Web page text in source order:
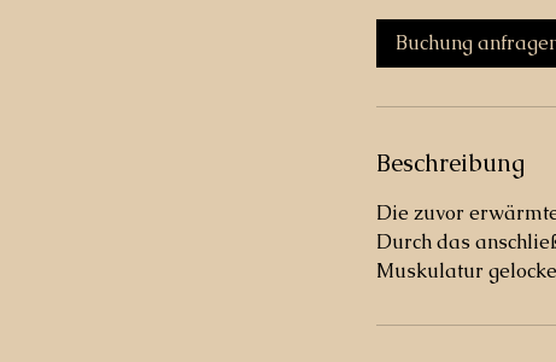
n
Buchung
Beschreibung
Die zuvor
Durch das
Muskulatur